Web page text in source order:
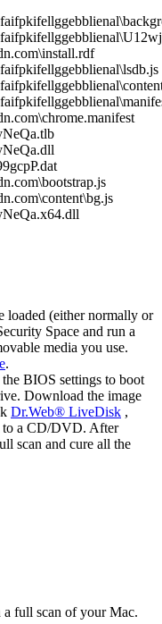
loaded (either normally or
Space and run a
media you use.
.
BIOS settings to boot
Download the image
Dr.Web® LiveDisk ,
to a CD/DVD. After
scan and cure all the
full scan of your Mac.